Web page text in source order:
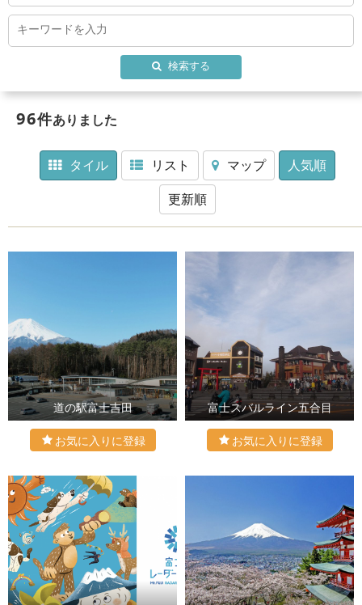
検索する
96件ありました
タイル リスト マップ
人気順
更新順
道の駅富士吉田 富士スバルライン五合目